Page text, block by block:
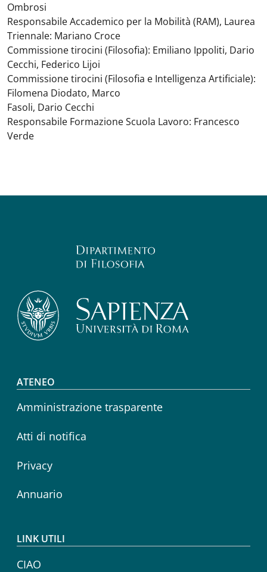
Ombrosi
Responsabile Accademico per la Mobilità (RAM), Laurea
Triennale: Mariano Croce
Commissione tirocini (Filosofia): Emiliano Ippoliti, Dario
Cecchi, Federico Lijoi
Commissione tirocini (Filosofia e Intelligenza Artificiale):
Filomena Diodato, Marco
Fasoli, Dario Cecchi
Responsabile Formazione Scuola Lavoro: Francesco
Verde
Footer menu
ATENEO
Amministrazione trasparente
Atti di notifica
Privacy
Annuario
LINK UTILI
CIAO